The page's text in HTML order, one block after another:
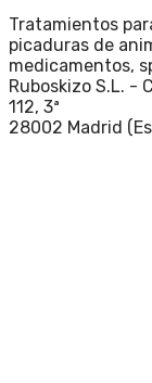
Tratamientos
picaduras de
medicamentos,
Ruboskizo S.L. -
112, 3ª
28002 Madrid